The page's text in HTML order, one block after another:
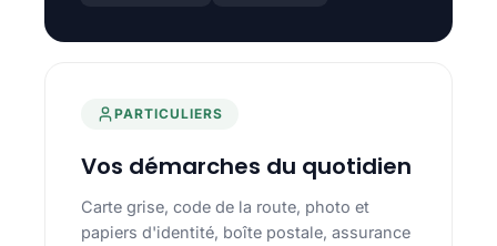
PARTICULIERS
Vos démarches du quotidien
Carte grise, code de la route, photo et
papiers d'identité, boîte postale, assurance